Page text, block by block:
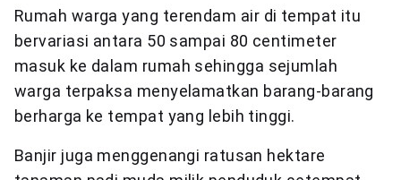
Rumah warga yang terendam air di tempat itu
bervariasi antara 50 sampai 80 centimeter
masuk ke dalam rumah sehingga sejumlah
warga terpaksa menyelamatkan barang-barang
berharga ke tempat yang lebih tinggi.
Banjir juga menggenangi ratusan hektare